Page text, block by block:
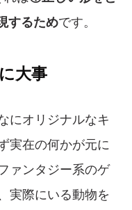
するためです。
大事
にオリジナルなキ
実在の何かが元に
ァンタジー系のゲ
実際にいる動物を